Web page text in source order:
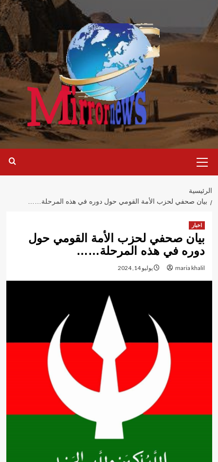
تخطي
إلى
المحتوى
الرئيسية
الرئيسية
بيان صحفي لحزب الأمة القومي حول دوره في هذه المرحلة……
اخبار
بيان صحفي لحزب الأمة القومي حول
دوره في هذه المرحلة……
maria khalil يوليو 14, 2024